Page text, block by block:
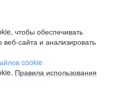
чтобы обеспечивать
сайта и анализировать
cookie
Правила использования